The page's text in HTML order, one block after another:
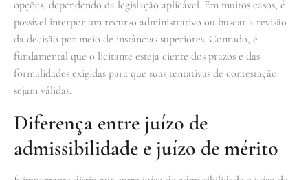
opções, dependendo da legislação aplicável. Em muitos casos, é
possível interpor um recurso administrativo ou buscar a revisão
da decisão por meio de instâncias superiores. Contudo, é
fundamental que o licitante esteja ciente dos prazos e das
formalidades exigidas para que suas tentativas de contestação
sejam válidas.
Diferença entre juízo de
admissibilidade e juízo de mérito